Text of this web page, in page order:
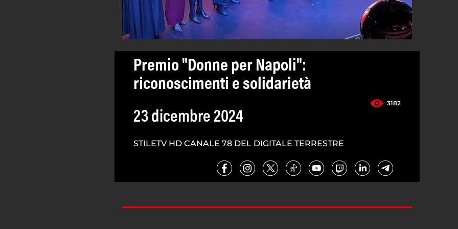
Premio "Donne per Napoli":
riconoscimenti e solidarietà
3182
23 dicembre 2024
STILETV HD CANALE 78 DEL DIGITALE TERRESTRE